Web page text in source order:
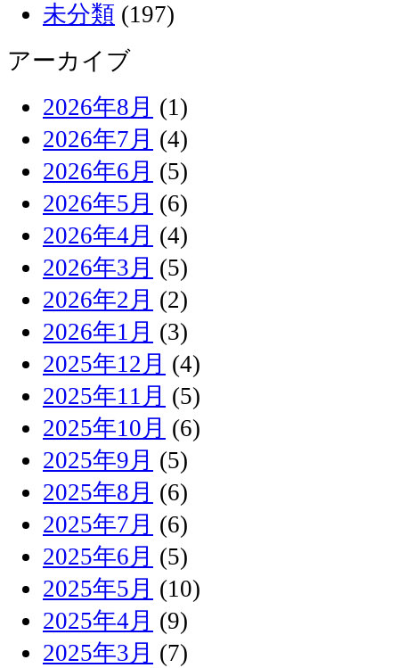
未分類 (197)
アーカイブ
2026年8月 (1)
2026年7月 (4)
2026年6月 (5)
2026年5月 (6)
2026年4月 (4)
2026年3月 (5)
2026年2月 (2)
2026年1月 (3)
2025年12月 (4)
2025年11月 (5)
2025年10月 (6)
2025年9月 (5)
2025年8月 (6)
2025年7月 (6)
2025年6月 (5)
2025年5月 (10)
2025年4月 (9)
2025年3月 (7)